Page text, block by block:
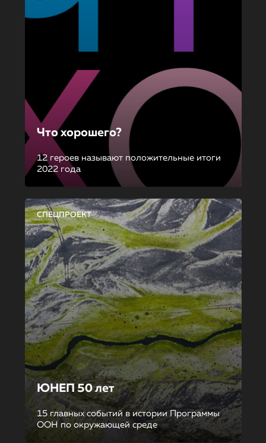
Что хорошего?
12 героев называют положительные итоги
2022 года
СПЕЦПРОЕКТ
ЮНЕП 50 лет
15 главных событий в истории Программы
ООН по окружающей среде